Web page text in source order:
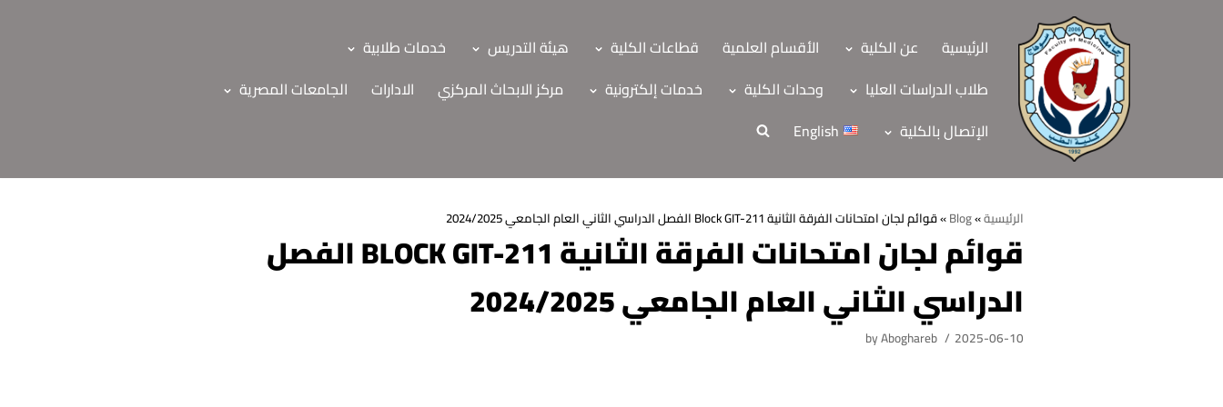
الرئيسية عن الكلية الأقسام العلمية قطاعات الكلية هيئة التدريس
خدمات طلابية
طلاب الدراسات العليا
وحدات الكلية خدمات إلكترونية مركز الابحاث المركزي الادارات
الجامعات المصرية
الإتصال بالكلية
English
الرئيسية
عن الكلية
الرؤية والرسالة
الأقسام العلمية
الرئيسية»
Blog
»قوائم لجان امتحانات الفرقة الثانية Block GIT-211 الفصل الدراسي الثاني العام الجامعي 2024/2025
قوائم لجان امتحانات الفرقة الثانية BLOCK GIT-211 الفصل
الدراسي الثاني العام الجامعي 2024/2025
byAboghareb 2025-06-10